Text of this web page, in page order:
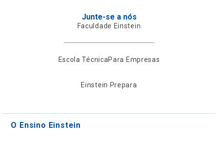
Junte-se a nós
Faculdade Einstein
Escola TécnicaPara Empresas
Einstein Prepara
O Ensino Einstein